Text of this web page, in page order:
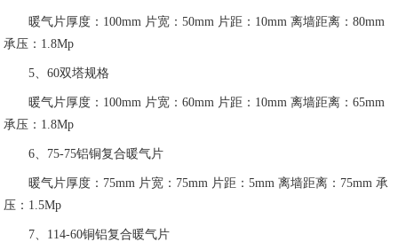
暖气片厚度：100mm 片宽：50mm 片距：10mm 离墙距离：80mm
承压：1.8Mp
5、60双塔规格
暖气片厚度：100mm 片宽：60mm 片距：10mm 离墙距离：65mm
承压：1.8Mp
6、75-75铝铜复合暖气片
暖气片厚度：75mm 片宽：75mm 片距：5mm 离墙距离：75mm 承
压：1.5Mp
7、114-60铜铝复合暖气片